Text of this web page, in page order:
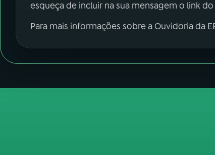
esqueça de incluir na sua mensagem o link
Para mais informações sobre a Ouvidoria da